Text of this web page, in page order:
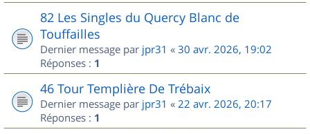
82 Les Singles du Quercy Blanc de
Touffailles
Dernier message par jpr31 « 30 avr. 2026, 19:02
Réponses : 1
46 Tour Templière De Trébaix
Dernier message par jpr31 « 22 avr. 2026, 20:17
Réponses : 1